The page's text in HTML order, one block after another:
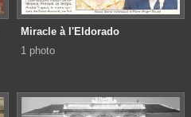
Miracle à l'Eldorado
1 photo